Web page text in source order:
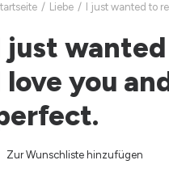
Liebe I just wanted to
just
love you
Zur Wunschliste hinzufügen